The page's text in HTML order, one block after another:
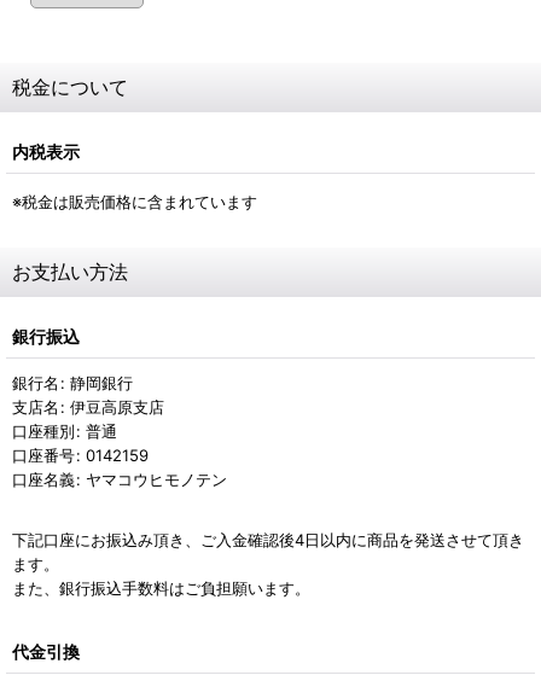
税金について
内税表示
※税金は販売価格に含まれています
お支払い方法
銀行振込
銀行名 : 静岡銀行
支店名 : 伊豆高原支店
口座種別: 普通
口座番号: 0142159
口座名義: ヤマコウヒモノテン
下記口座にお振込み頂き、ご入金確認後4日以内に商品を発送させて頂き
ます。
また、銀行振込手数料はご負担願います。
代金引換